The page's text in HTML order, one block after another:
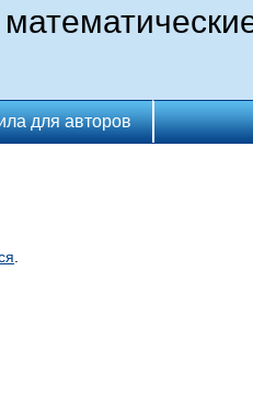
для авторов